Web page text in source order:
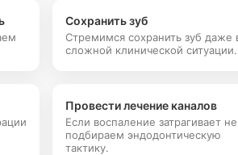
Сохранить зуб
Стремимся сохранить зуб даже
сложной клинической ситуации.
Провести лечение каналов
Если воспаление затрагивает
подбираем эндодонтическую
тактику.